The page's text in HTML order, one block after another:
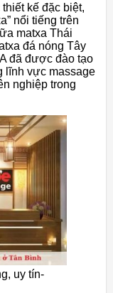
kế đặc biệt,
nổi tiếng trên
matxa Thái
đá nóng Tây
đã được đào tạo
lĩnh vực massage
nghiệp trong
uy tín-